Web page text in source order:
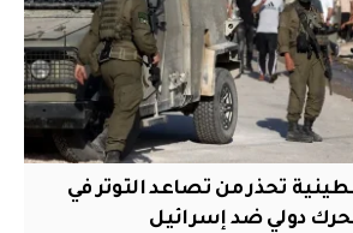
تحذر من تصاعد التوتر في
دولي ضد إسرائيل